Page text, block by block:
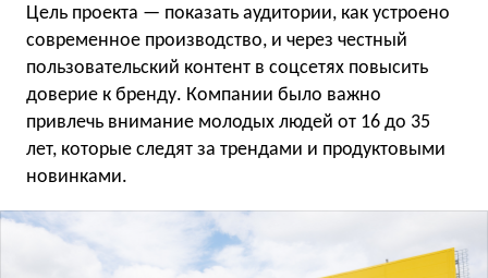
Цель проекта — показать аудитории, как устроено
современное производство, и через честный
пользовательский контент в соцсетях повысить
доверие к бренду. Компании было важно
привлечь внимание молодых людей от 16 до 35
лет, которые следят за трендами и продуктовыми
новинками.